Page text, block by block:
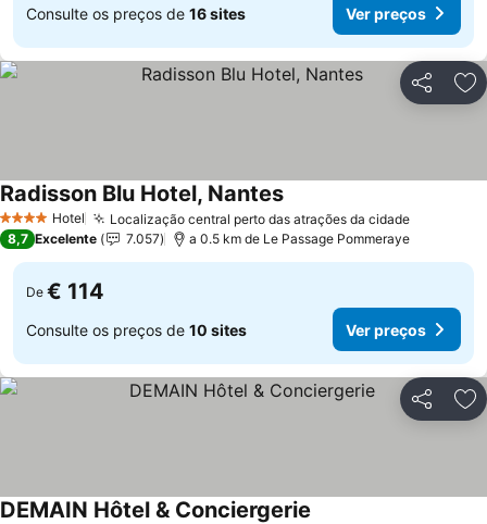
Consulte os preços de 16 sites Ver preços
Partilhar
4 EstrelasHotel Localização central perto das atrações da cidade
Radisson Blu Hotel, Nantes
8,7 Excelente 7.057 a 0.5 km de Le Passage Pommeraye
De € 114
Consulte os preços de 10 sites Ver preços
Partilhar
DEMAIN Hôtel & Conciergerie